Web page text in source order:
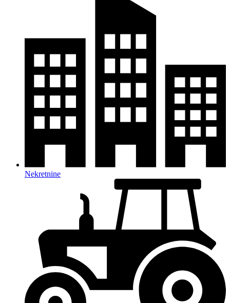
Nekretnine